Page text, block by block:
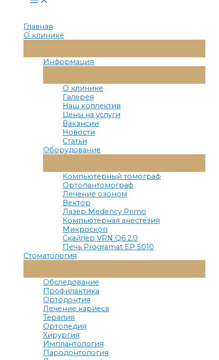
Menu
Главная
О клинике
Меню
Информация
Меню
О клинике
Галерея
Наш коллектив
Цены на услуги
Вакансии
Новости
Статьи
Оборудование
Меню
Компьютерный томограф
Ортопантомограф
Лечение озоном
Вектор
Лазер Medency Primo
Компьютерная анестезия
Микроскоп
Скайлер VRN Q6 2.0
Печь Programat EP 5010
Стоматология
Меню
Обследование
Профилактика
Ортодонтия
Лечение кариеса
Терапия
Ортопедия
Хирургия
Имплантология
Пародонтология